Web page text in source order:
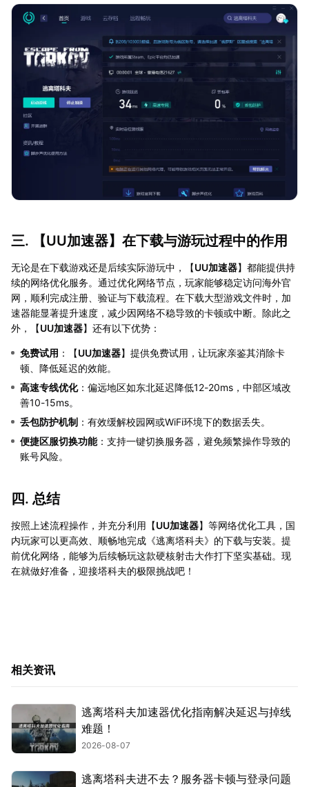
三. 【UU加速器】在下载与游玩过程中的作用
无论是在下载游戏还是后续实际游玩中，【UU加速器】都能提供持
续的网络优化服务。通过优化网络节点，玩家能够稳定访问海外官
网，顺利完成注册、验证与下载流程。在下载大型游戏文件时，加
速器能显著提升速度，减少因网络不稳导致的卡顿或中断。除此之
外，【UU加速器】还有以下优势：
免费试用 ：【UU加速器】提供免费试用，让玩家亲鉴其消除卡
顿、降低延迟的效能。
高速专线优化：偏远地区如东北延迟降低12-20ms，中部区域改
善10-15ms。
丢包防护机制 ：有效缓解校园网或WiFi环境下的数据丢失。
便捷区服切换功能：支持一键切换服务器，避免频繁操作导致的
账号风险。
四. 总结
按照上述流程操作，并充分利用【UU加速器】等网络优化工具，国
内玩家可以更高效、顺畅地完成《逃离塔科夫》的下载与安装。提
前优化网络，能够为后续畅玩这款硬核射击大作打下坚实基础。现
在就做好准备，迎接塔科夫的极限挑战吧！
相关资讯
逃离塔科夫加速器优化指南解决延迟与掉线
难题！
2026-08-07
逃离塔科夫进不去？服务器卡顿与登录问题